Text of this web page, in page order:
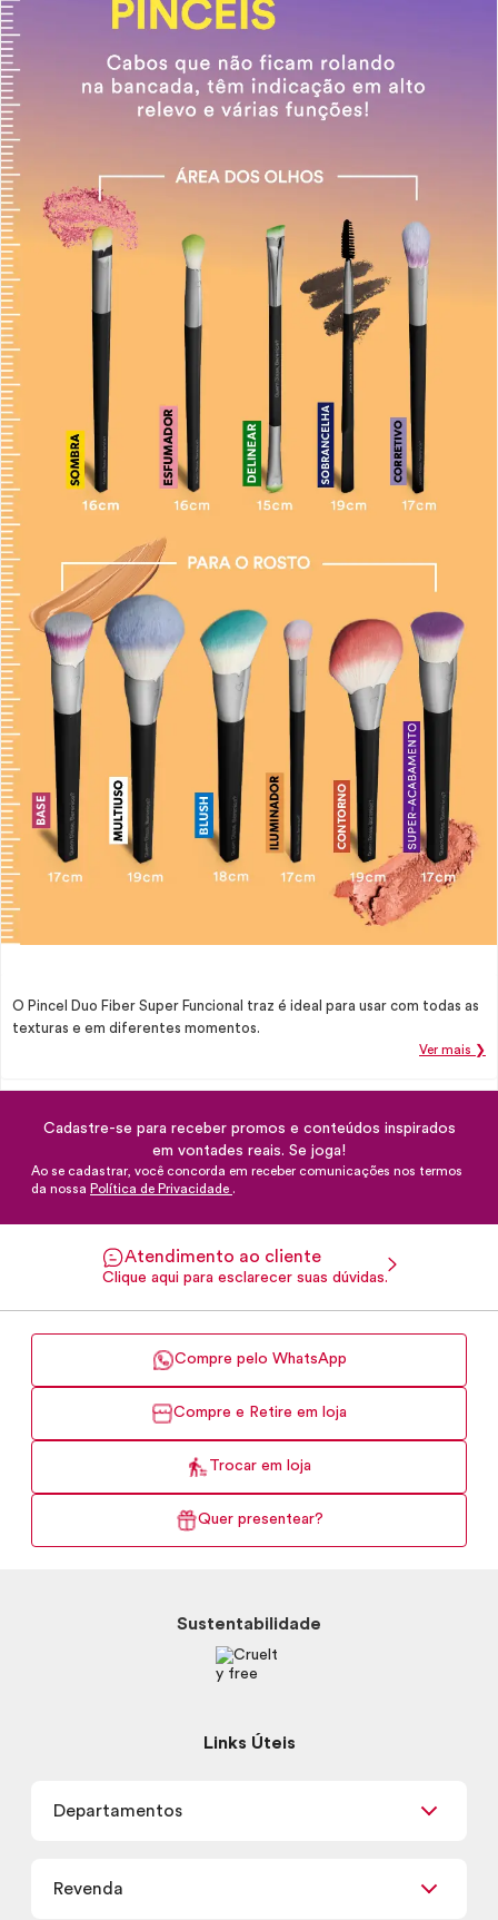
O Pincel Duo Fiber Super Funcional traz é ideal para usar com todas as
texturas e em diferentes momentos.
Ver mais ❯
Cadastre-se para receber promos e conteúdos inspirados
em vontades reais. Se joga!
Ao se cadastrar, você concorda em receber comunicações nos termos
da nossa Política de Privacidade .
Atendimento ao cliente
Clique aqui para esclarecer suas dúvidas.
Compre pelo WhatsApp
Compre e Retire em loja
Trocar em loja
Quer presentear?
Sustentabilidade
Links Úteis
Departamentos
Skincare
Revenda